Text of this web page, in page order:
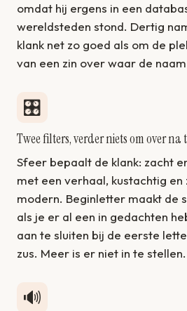
omdat hij ergens in een
wereldsteden stond. Dertig
klank net zo goed als om de
van een zin over waar de
🎛️
Twee filters, verder niets om over na
Sfeer bepaalt de klank: zacht
met een verhaal, kustachtig en
modern. Beginletter maakt de
als je er al een in gedachten
aan te sluiten bij de eerste
zus. Meer is er niet in te stellen.
🔊